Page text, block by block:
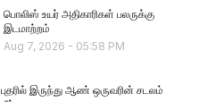
பொலிஸ் உயர் அதிகாரிகள் பலருக்கு
இடமாற்றம்
Aug 7, 2026 - 05:58 PM
புதரில் இருந்து ஆண் ஒருவரின் சடலம்